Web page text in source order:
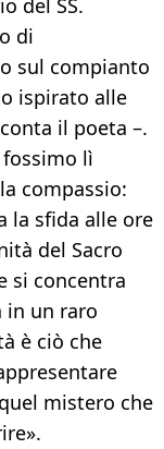
del SS.
di
sul compianto
ispirato alle
il poeta –.
lì
compassio:
la sfida alle ore
del Sacro
si concentra
in un raro
è ciò che
mistero che